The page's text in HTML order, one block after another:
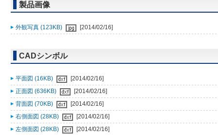
製品画像
外観写真 (123KB) [2014/02/16]
CADシンボル
平面図 (16KB)
[2014/02/16]
正面図 (636KB)
[2014/02/16]
背面図 (70KB)
[2014/02/16]
右側面図 (28KB)
[2014/02/16]
左側面図 (28KB)
[2014/02/16]